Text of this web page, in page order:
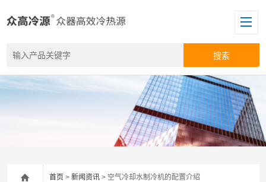
首页 >新闻资讯 > 空气冷却水制冷机的配置介绍